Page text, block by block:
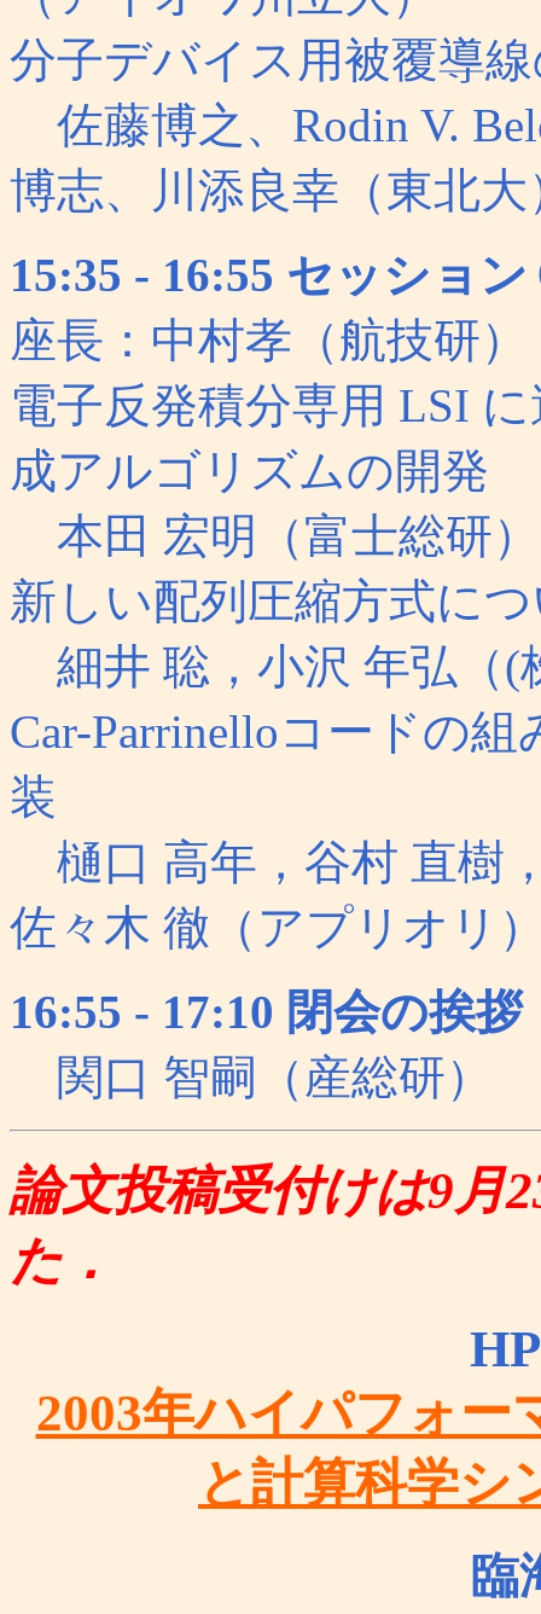
分子デバイス用被覆導
佐藤博之、Rodin V.
博志、川添良幸（東北大
15:35 - 16:55 セッショ
座長：中村孝（航技研）
電子反発積分専用 LSI
成アルゴリズムの開発
本田 宏明（富士総研
新しい配列圧縮方式に
細井 聡，小沢 年弘（(
Car-Parrinelloコードの
装
樋口 高年，谷村 直樹
佐々木 徹（アプリオリ
16:55 - 17:10 閉会の挨拶
関口 智嗣（産総研）
論文投稿受付けは9月
た．
2003年ハイパフォ
と計算科学シ
臨